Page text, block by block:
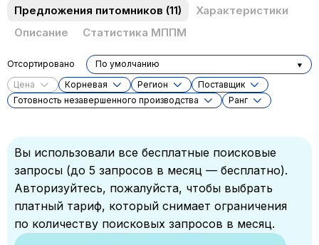
Предложения питомников (11)
Характеристики
Описание
Статистика МППМ
Цена Корневая Регион
Поставщик
Готовность незавершенного производства
Ранг
Отсортировано По умолчанию
Вы использовали все бесплатные поисковые
запросы (до 5 запросов в месяц — бесплатно).
Авторизуйтесь, пожалуйста, чтобы выбрать
платный тариф, который снимает ограничения
по количеству поисковых запросов в месяц.